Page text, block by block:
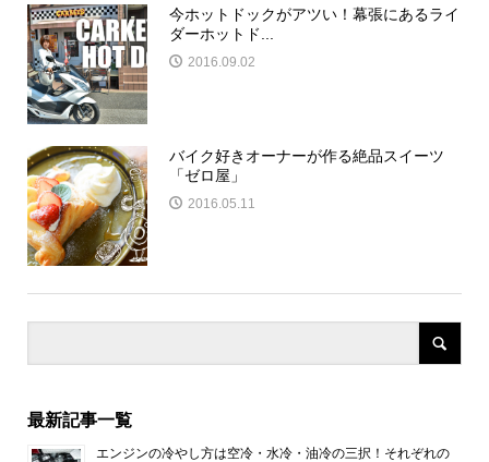
今ホットドックがアツい！幕張にあるライ
ダーホットド...
2016.09.02
バイク好きオーナーが作る絶品スイーツ
「ゼロ屋」
2016.05.11
最新記事一覧
エンジンの冷やし方は空冷・水冷・油冷の三択！それぞれの